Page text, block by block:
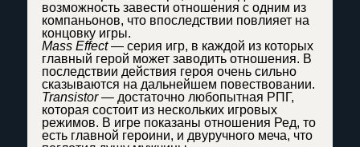
возможность завести отношения с одним из
компаньонов, что впоследствии повлияет на
концовку игры.
Mass Effect— серия игр, в каждой из которых
главный герой может заводить отношения. В
последствии действия героя очень сильно
сказываются на дальнейшем повествовании.
Transistor— достаточно любопытная РПГ,
которая состоит из нескольких игровых
режимов. В игре показаны отношения Ред, то
есть главной героини, и двуручного меча, что